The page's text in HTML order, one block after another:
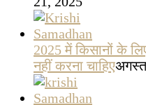
2025 में किसानों के
नहीं करना चाहिए